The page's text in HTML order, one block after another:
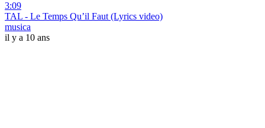
3:09
TAL - Le Temps Qu’il Faut (Lyrics video)
musica
il y a 10 ans